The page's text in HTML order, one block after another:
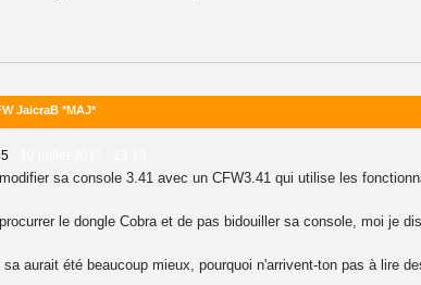
JaicraB *MAJ*
sa console 3.41 avec un CFW3.41 qui utilise les
le dongle Cobra et de pas bidouiller sa console, moi je
aurait été beaucoup mieux, pourquoi n'arrivent-ton pas à lire